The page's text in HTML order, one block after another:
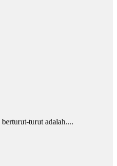
berturut-turut adalah....